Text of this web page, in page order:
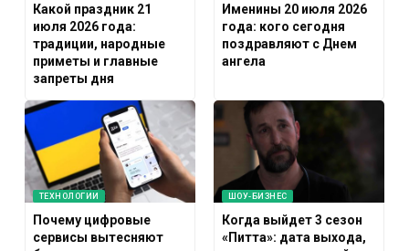
Какой праздник 21
июля 2026 года:
традиции, народные
приметы и главные
запреты дня
Именины 20 июля 2026
года: кого сегодня
поздравляют с Днем
ангела
ТЕХНОЛОГИИ
Почему цифровые
сервисы вытесняют
ШОУ-БИЗНЕС
Когда выйдет 3 сезон
«Питта»: дата выхода,